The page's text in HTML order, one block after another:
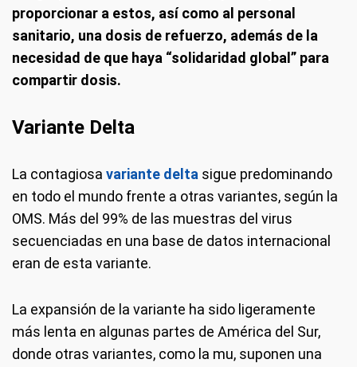
proporcionar a estos, así como al personal
sanitario, una dosis de refuerzo, además de la
necesidad de que haya “solidaridad global” para
compartir dosis.
Variante Delta
La contagiosa variante delta sigue predominando
en todo el mundo frente a otras variantes, según la
OMS. Más del 99% de las muestras del virus
secuenciadas en una base de datos internacional
eran de esta variante.
La expansión de la variante ha sido ligeramente
más lenta en algunas partes de América del Sur,
donde otras variantes, como la mu, suponen una